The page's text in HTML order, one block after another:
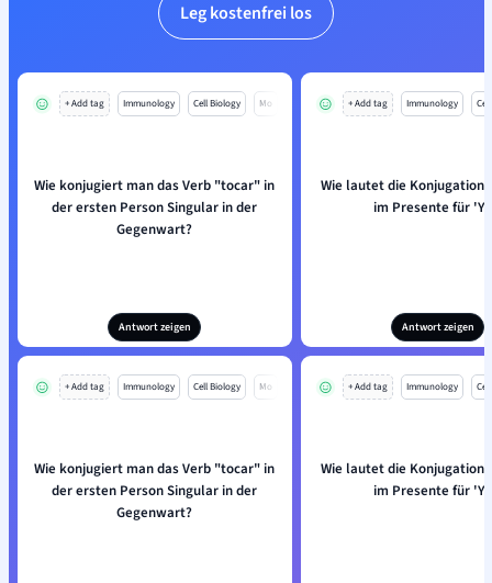
Leg kostenfrei los
+ Add tag Immunology Cell Biology Mo
Wie konjugiert man das Verb "tocar" in
der ersten Person Singular in der
Gegenwart?
Antwort zeigen
+ Add tag Immunology
Wie lautet die Konjugation
im Presente für
Antwort zeigen
+ Add tag Immunology Cell Biology Mo
Wie konjugiert man das Verb "tocar" in
der ersten Person Singular in der
Gegenwart?
+ Add tag Immunology
Wie lautet die Konjugation
im Presente für